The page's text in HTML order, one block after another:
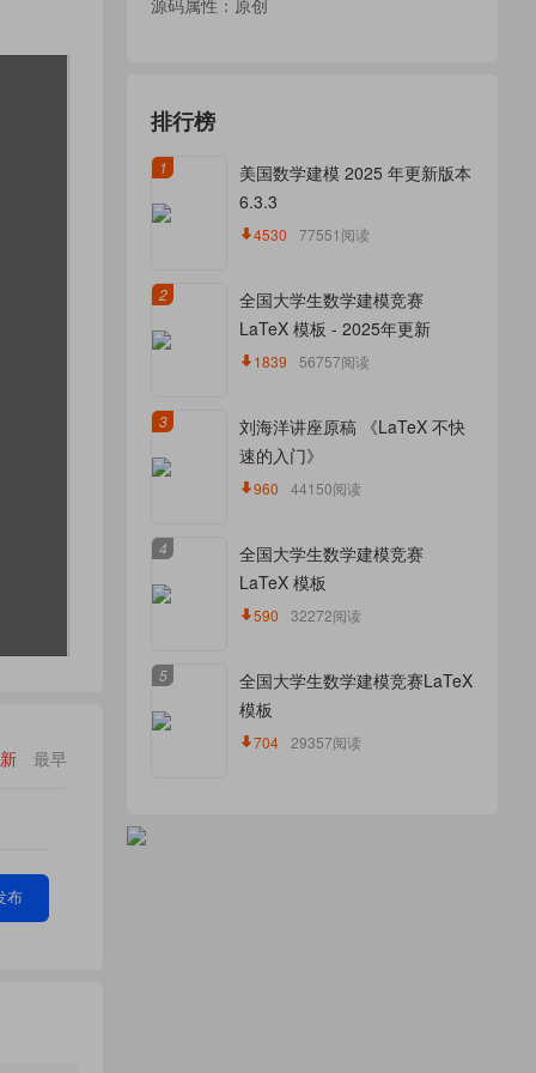
最早
布
源码属性：原创
排行榜
1
美国数学建模 2025 年更新版本
6.3.3
4530 77551阅读
2
全国大学生数学建模竞赛
LaTeX 模板 - 2025年更新
1839 56757阅读
3
刘海洋讲座原稿 《LaTeX 不快
速的入门》
960 44150阅读
4
全国大学生数学建模竞赛
LaTeX 模板
590 32272阅读
5
全国大学生数学建模竞赛LaTeX
模板
704 29357阅读